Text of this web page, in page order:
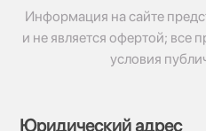
Информация на сайте
и не является офертой; все
условия
Юридический адрес